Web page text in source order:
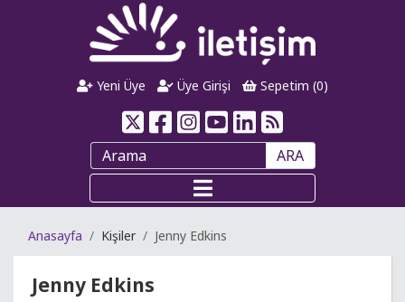
Yeni Üye Üye Girişi Sepetim (0)
ARA
Anasayfa Kişiler Jenny Edkins
Jenny Edkins